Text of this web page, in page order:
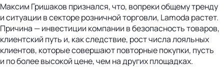
Максим Гришаков признался, что, вопреки общему тренду
и ситуации в секторе розничной торговли, Lamoda растет.
Причина — инвестиции компании в безопасность товаров,
клиентский путь и, как следствие, рост числа лояльных
клиентов, которые совершают повторные покупки, пусть
и по более высокой цене, чем на других площадках.